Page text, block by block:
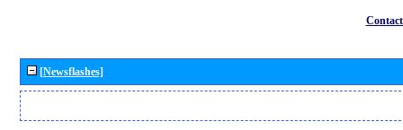
[Newsflashes]